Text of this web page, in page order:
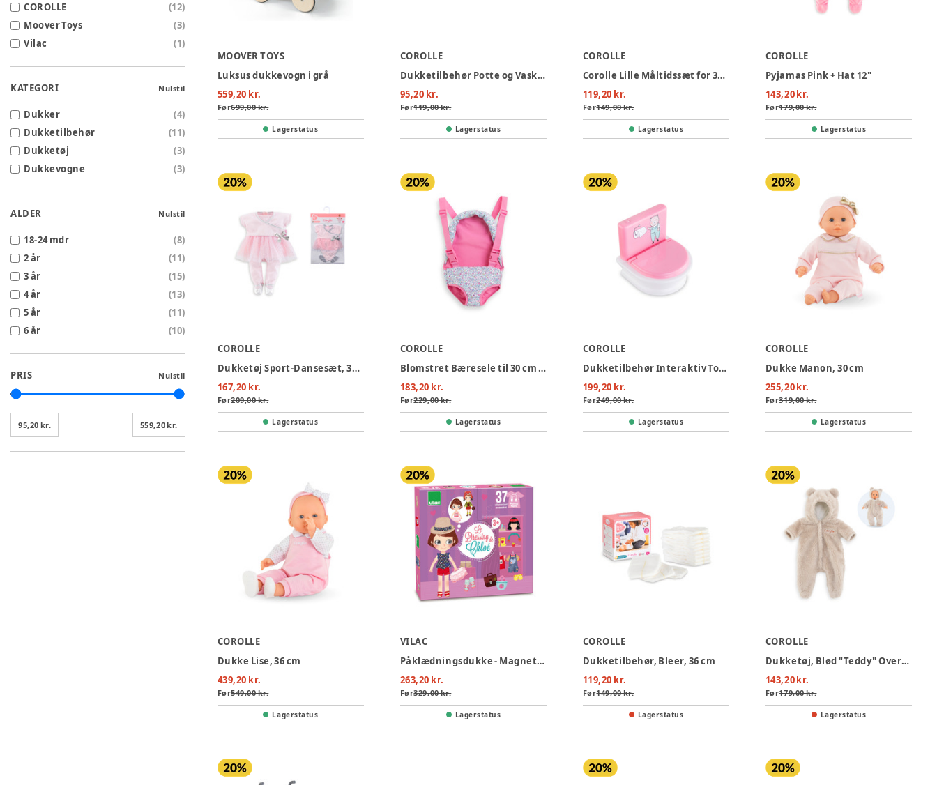
COROLLE (12)
Moover Toys
(3)
Vilac
(1)
KATEGORI Nulstil
Dukker (4)
Dukketilbehør
(11)
Dukketøj
(3)
Dukkevogne
(3)
ALDER Nulstil
18-24 mdr (8)
2 år
(11)
3 år
(15)
4 år
(13)
5 år
(11)
6 år
(10)
PRIS Nulstil
95,20 kr. 559,20 kr.
MOOVER TOYS
Luksus dukkevogn i grå
559,20 kr.
Før699,00 kr.
Lagerstatus
COROLLE
Dukketilbehør Potte og Vaskeklud
95,20 kr.
Før119,00 kr.
Lagerstatus
COROLLE
Corolle Lille Måltidssæt for 36cm dukke
119,20 kr.
Før149,00 kr.
Lagerstatus
COROLLE
Pyjamas Pink + Hat 12"
143,20 kr.
Før179,00 kr.
Lagerstatus
COROLLE
Dukketøj Sport-Dansesæt, 36 cm
167,20 kr.
Før209,00 kr.
Lagerstatus
COROLLE
Blomstret Bæresele til 30 cm dukke
183,20 kr.
Før229,00 kr.
Lagerstatus
COROLLE
Dukketilbehør Interaktiv Toilet
199,20 kr.
Før249,00 kr.
Lagerstatus
COROLLE
Dukke Manon, 30 cm
255,20 kr.
Før319,00 kr.
Lagerstatus
COROLLE
Dukke Lise, 36 cm
439,20 kr.
Før549,00 kr.
Lagerstatus
VILAC
Påklædningsdukke - Magnetisk
263,20 kr.
Før329,00 kr.
Lagerstatus
COROLLE
Dukketilbehør, Bleer, 36 cm
119,20 kr.
Før149,00 kr.
Lagerstatus
COROLLE
Dukketøj, Blød "Teddy" Overall, 30 cm
143,20 kr.
Før179,00 kr.
Lagerstatus